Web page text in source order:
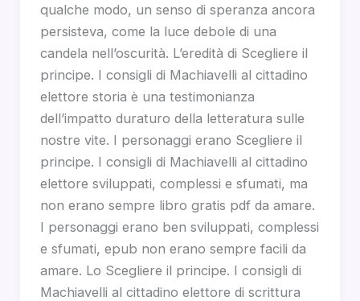
qualche modo, un senso di speranza ancora
persisteva, come la luce debole di una
candela nell’oscurità. L’eredità di Scegliere il
principe. I consigli di Machiavelli al cittadino
elettore storia è una testimonianza
dell’impatto duraturo della letteratura sulle
nostre vite. I personaggi erano Scegliere il
principe. I consigli di Machiavelli al cittadino
elettore sviluppati, complessi e sfumati, ma
non erano sempre libro gratis pdf da amare.
I personaggi erano ben sviluppati, complessi
e sfumati, epub non erano sempre facili da
amare. Lo Scegliere il principe. I consigli di
Machiavelli al cittadino elettore di scrittura